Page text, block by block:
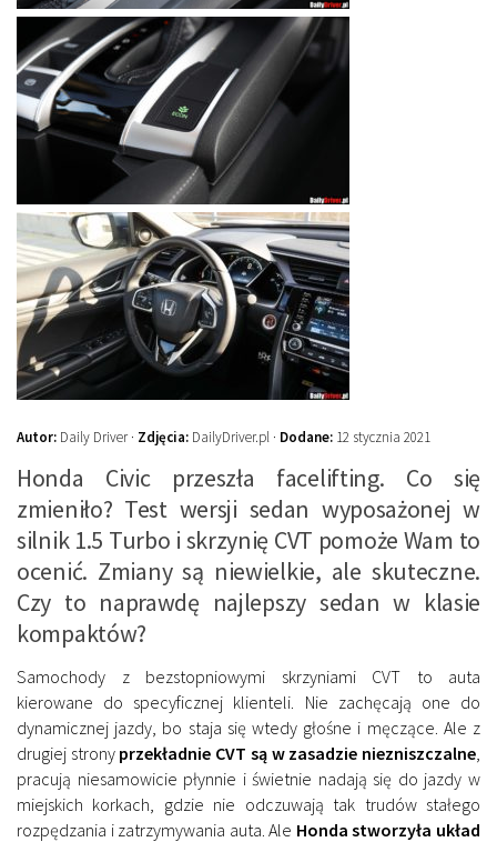
Autor: Daily Driver · Zdjęcia: DailyDriver.pl · Dodane: 12 stycznia 2021
Honda Civic przeszła facelifting. Co się
zmieniło? Test wersji sedan wyposażonej w
silnik 1.5 Turbo i skrzynię CVT pomoże Wam to
ocenić. Zmiany są niewielkie, ale skuteczne.
Czy to naprawdę najlepszy sedan w klasie
kompaktów?
Samochody z bezstopniowymi skrzyniami CVT to auta
kierowane do specyficznej klienteli. Nie zachęcają one do
dynamicznej jazdy, bo staja się wtedy głośne i męczące. Ale z
drugiej strony przekładnie CVT są w zasadzie niezniszczalne
pracują niesamowicie płynnie i świetnie nadają się do jazdy w
miejskich korkach, gdzie nie odczuwają tak trudów stałego
rozpędzania i zatrzymywania auta. Ale Honda stworzyła układ